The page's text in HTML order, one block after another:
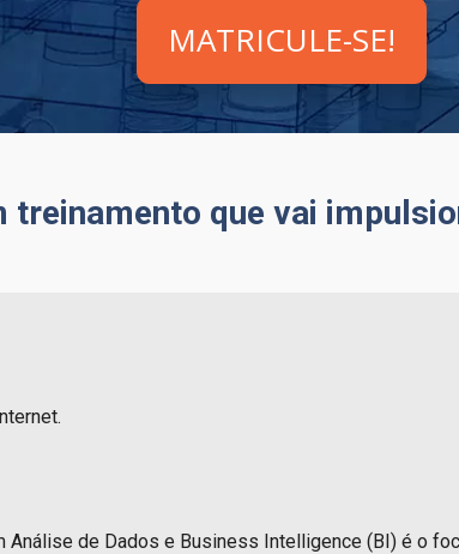
MATRICULE-SE!
treinamento que vai
de Dados e Business Intelligence (BI) é o